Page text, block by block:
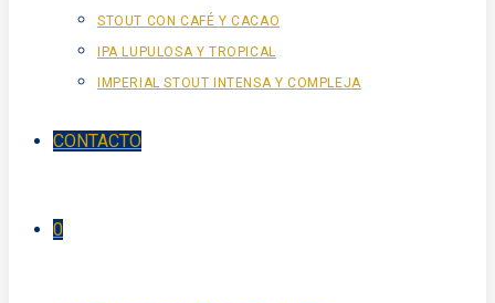
STOUT CON CAFÉ Y CACAO
IPA LUPULOSA Y TROPICAL
IMPERIAL STOUT INTENSA Y COMPLEJA
CONTACTO
0